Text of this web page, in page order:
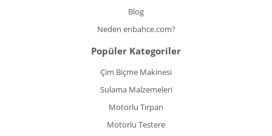
Blog
Neden enbahce.com?
Popüler Kategoriler
Çim Biçme Makinesi
Sulama Malzemeleri
Motorlu Tırpan
Motorlu Testere